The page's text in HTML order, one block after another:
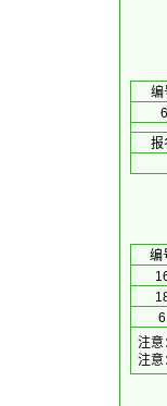
编
6
报
编
6
注意
注意